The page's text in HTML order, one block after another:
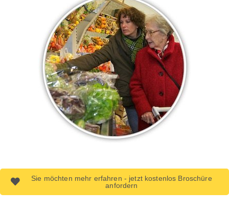
Sie möchten mehr erfahren - jetzt kostenlos Broschüre
anfordern